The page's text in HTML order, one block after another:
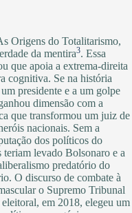
Origens do Totalitarismo,
da mentira3. Essa
que apoia a extrema-direita
cognitiva. Se na história
presidente e a um golpe
dimensão com a
que transformou um juiz de
nacionais. Sem a
dos políticos do
levado Bolsonaro e a
predatório do
O discurso de combate à
o Supremo Tribunal
em 2018, elegeu um